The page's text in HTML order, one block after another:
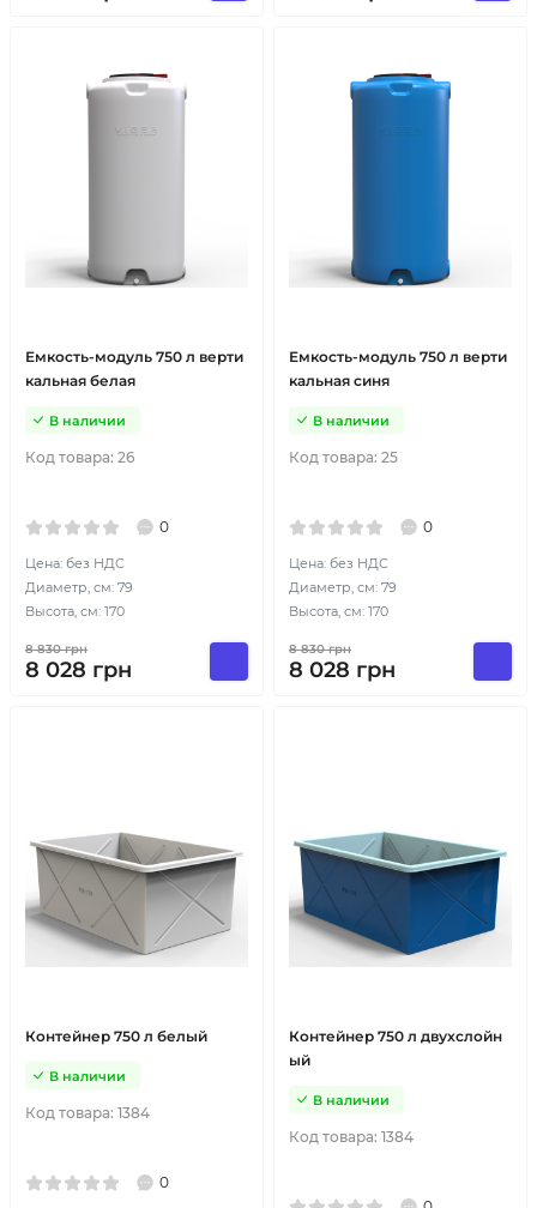
Емкость-модуль 750 л верти
кальная белая
Код товара: 26
В наличии
0
Цена: без НДС
Диаметр, см: 79
Высота, см: 170
8 830грн
8 028 грн
Емкость-модуль 750 л верти
кальная синя
Код товара: 25
В наличии
0
Цена: без НДС
Диаметр, см: 79
Высота, см: 170
8 830грн
8 028 грн
Контейнер 750 л белый
Код товара: 1384
В наличии
0
Контейнер 750 л двухслойн
ый
Код товара: 1384
В наличии